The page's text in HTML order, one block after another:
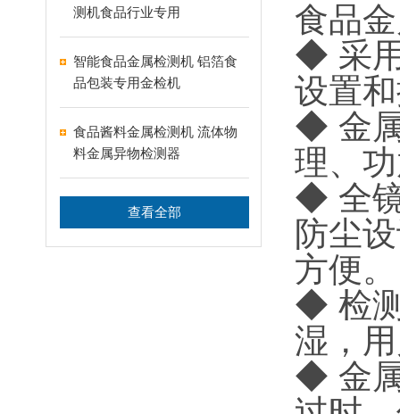
测机食品行业专用
智能食品金属检测机 铝箔食
品包装专用金检机
食品酱料金属检测机 流体物
料金属异物检测器
查看全部
食品
◆ 采
设置
◆ 金
理、
◆ 全
防尘
方便。
◆ 检
湿，
◆ 金